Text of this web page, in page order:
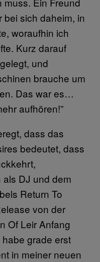
bei sich daheim, in
woraufhin ich
Kurz darauf
und
brauche um
Das war es…
aufhören!”
dass das
bedeutet, dass
DJ und dem
Return To
von der
Of Leir Anfang
grade erst
in meiner neuen